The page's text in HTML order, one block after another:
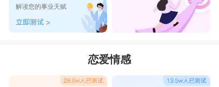
解读您的事业天赋
恋爱情感